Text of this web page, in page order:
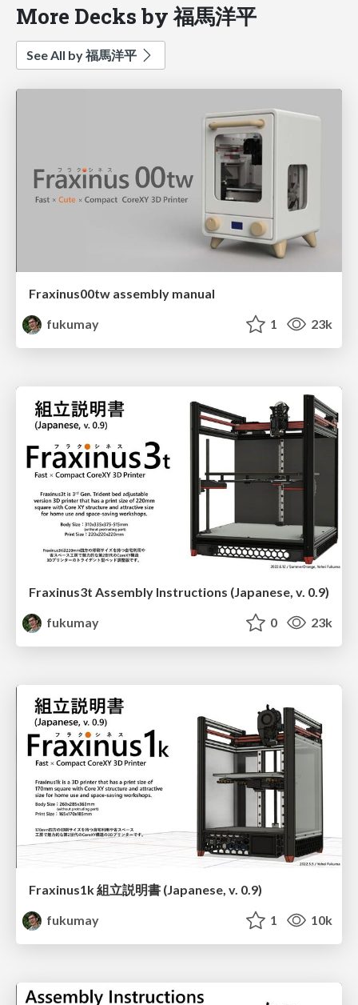
More Decks by 福馬洋平
See All by 福馬洋平
Fraxinus00tw assembly manual
fukumay
1 23k
Fraxinus3t Assembly Instructions (Japanese, v. 0.9)
fukumay
0 23k
Fraxinus1k 組立説明書 (Japanese, v. 0.9)
fukumay
1 10k